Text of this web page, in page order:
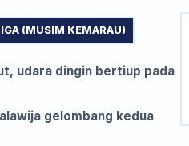
(MUSIM KEMARAU)
udara dingin bertiup pada
gelombang kedua